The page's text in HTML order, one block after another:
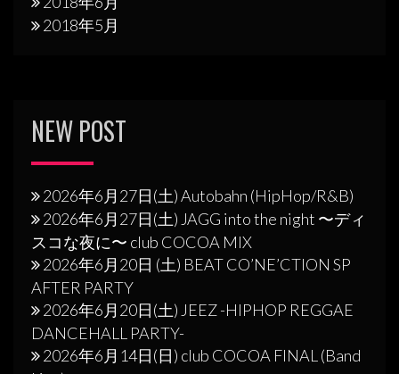
2018年5月
NEW POST
2026年6月27日(土) Autobahn (HipHop/R&B)
2026年6月27日(土) JAGG into the night 〜ディ
スコな夜に〜 club COCOA MIX
2026年6月20日 (土) BEAT CO’NE’CTION SP
AFTER PARTY
2026年6月20日(土) JEEZ -HIPHOP REGGAE
DANCEHALL PARTY-
2026年6月14日(日) club COCOA FINAL (Band